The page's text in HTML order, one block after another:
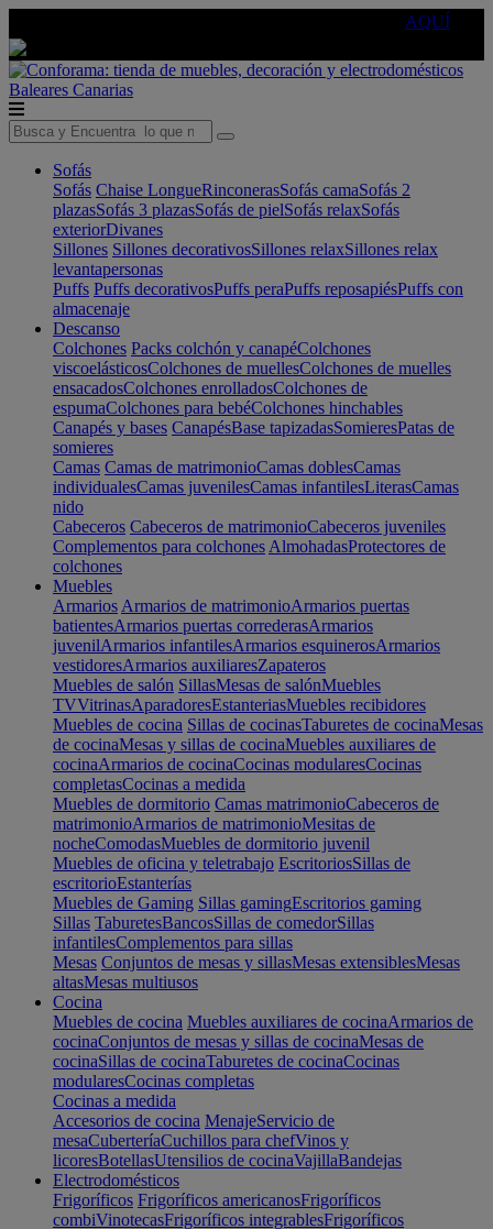
AQUÍ
Baleares Canarias
Sofás
Sofás Chaise LongueRinconerasSofás camaSofás 2
plazasSofás 3 plazasSofás de pielSofás relaxSofás
exteriorDivanes
Sillones Sillones decorativosSillones relaxSillones relax
levantapersonas
Puffs Puffs decorativosPuffs peraPuffs reposapiésPuffs con
almacenaje
Descanso
Colchones Packs colchón y canapéColchones
viscoelásticosColchones de muellesColchones de muelles
ensacadosColchones enrolladosColchones de
espumaColchones para bebéColchones hinchables
Canapés y bases CanapésBase tapizadasSomieresPatas de
somieres
Camas Camas de matrimonioCamas doblesCamas
individualesCamas juvenilesCamas infantilesLiterasCamas
nido
Cabeceros Cabeceros de matrimonioCabeceros juveniles
Complementos para colchones AlmohadasProtectores de
colchones
Muebles
Armarios Armarios de matrimonioArmarios puertas
batientesArmarios puertas correderasArmarios
juvenilArmarios infantilesArmarios esquinerosArmarios
vestidoresArmarios auxiliaresZapateros
Muebles de salón SillasMesas de salónMuebles
TVVitrinasAparadoresEstanteriasMuebles recibidores
Muebles de cocina Sillas de cocinasTaburetes de cocinaMesas
de cocinaMesas y sillas de cocinaMuebles auxiliares de
cocinaArmarios de cocinaCocinas modularesCocinas
completasCocinas a medida
Muebles de dormitorio Camas matrimonioCabeceros de
matrimonioArmarios de matrimonioMesitas de
nocheComodasMuebles de dormitorio juvenil
Muebles de oficina y teletrabajo EscritoriosSillas de
escritorioEstanterías
Muebles de Gaming Sillas gamingEscritorios gaming
Sillas TaburetesBancosSillas de comedorSillas
infantilesComplementos para sillas
Mesas Conjuntos de mesas y sillasMesas extensiblesMesas
altasMesas multiusos
Cocina
Muebles de cocina Muebles auxiliares de cocinaArmarios de
cocinaConjuntos de mesas y sillas de cocinaMesas de
cocinaSillas de cocinaTaburetes de cocinaCocinas
modularesCocinas completas
Cocinas a medida
Accesorios de cocina MenajeServicio de
mesaCuberteríaCuchillos para chefVinos y
licoresBotellasUtensilios de cocinaVajillaBandejas
Electrodomésticos
Frigoríficos Frigoríficos americanosFrigoríficos
combiVinotecasFrigoríficos integrablesFrigoríficos